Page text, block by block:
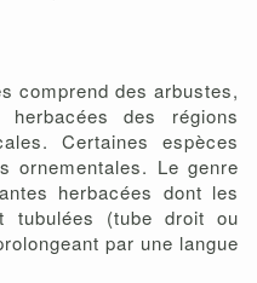
comprend des arbustes,
des régions
Certaines espèces
ornementales. Le genre
herbacées dont les
tubulées (tube droit ou
par une langue